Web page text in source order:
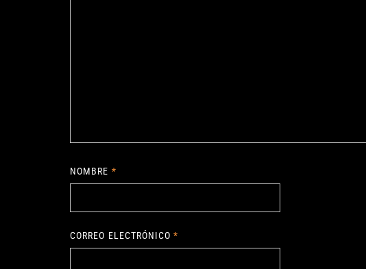
NOMBRE *
CORREO ELECTRÓNICO*